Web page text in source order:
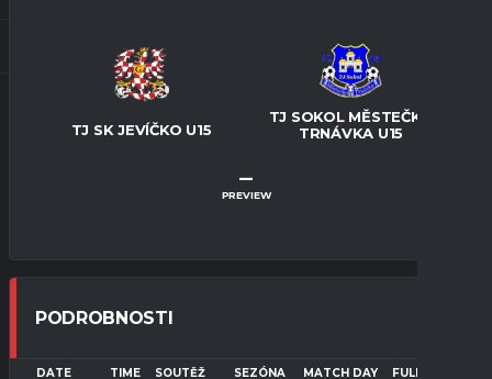
TJ SK JEVÍČKO U15
TJ SOKOL MĚSTEČKO
TRNÁVKA U15
–
PREVIEW
PODROBNOSTI
DATE TIME SOUTĚŽ SEZÓNA MATCH DAY FULL TIME